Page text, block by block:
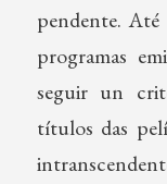
pendente.
programas
seguir un
títulos das